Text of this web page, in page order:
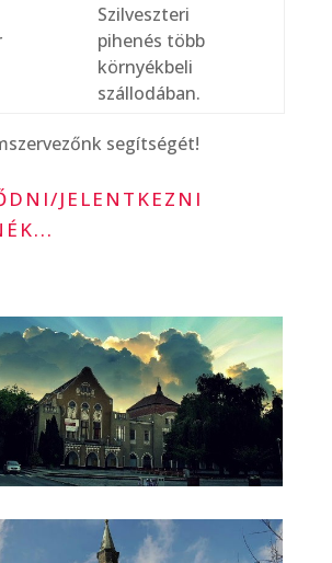
Szilveszteri
pihenés több
környékbeli
szállodában.
segítségét!
JELENTKEZNI